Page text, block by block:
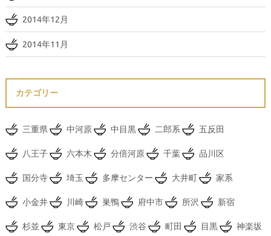
2014年12月
2014年11月
カテゴリー
三重県 中河原 中目黒 二郎系 五反田
八王子 六本木 分倍河原 千葉 品川区
国分寺 埼玉 多摩センター 大井町 家系
小金井 川崎 巣鴨 府中市 所沢 新宿
杉並 東京 松戸 渋谷 町田 目黒 神楽坂